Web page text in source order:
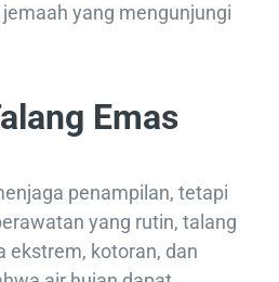
yang mengunjungi
Emas
penampilan, tetapi
yang rutin, talang
ekstrem, kotoran, dan